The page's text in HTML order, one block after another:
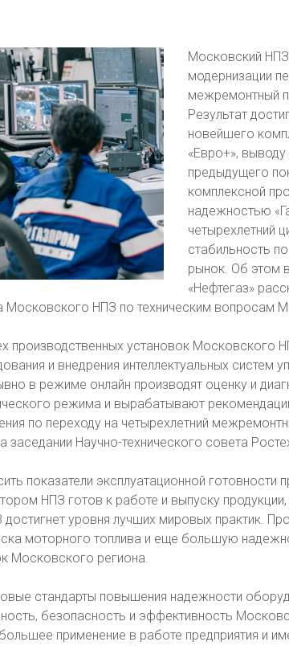
Московский НПЗ
модернизации
межремонтный
Результат
новейшего
«Евро+», выводу
предыдущего
комплексной
надежностью
четырехлетний
стабильность
рынок. Об этом
«Нефтегаз»
Московского НПЗ по техническим вопросам
производственных установок Московского
и внедрения интеллектуальных систем
в режиме онлайн производят оценку и
режима и вырабатывают
по переходу на четырехлетний
заседании Научно-технического совета
показатели эксплуатационной готовности
НПЗ готов к работе и выпуску
уровня лучших мировых практик.
моторного топлива и еще большую
Московского региона.
стандарты повышения надежности
безопасность и эффективность
большее применение в работе предприятия и